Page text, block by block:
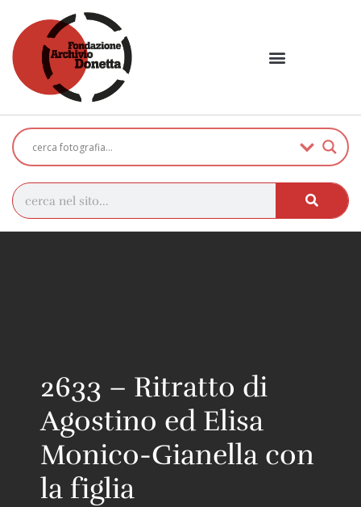
2633 – Ritratto di
Agostino ed Elisa
Monico-Gianella con
la figlia